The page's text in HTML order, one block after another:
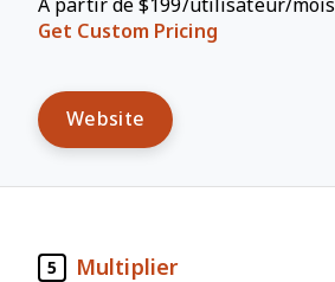
À partir de $199/utilisateur/mois
Get Custom Pricing
Website
5 Multiplier